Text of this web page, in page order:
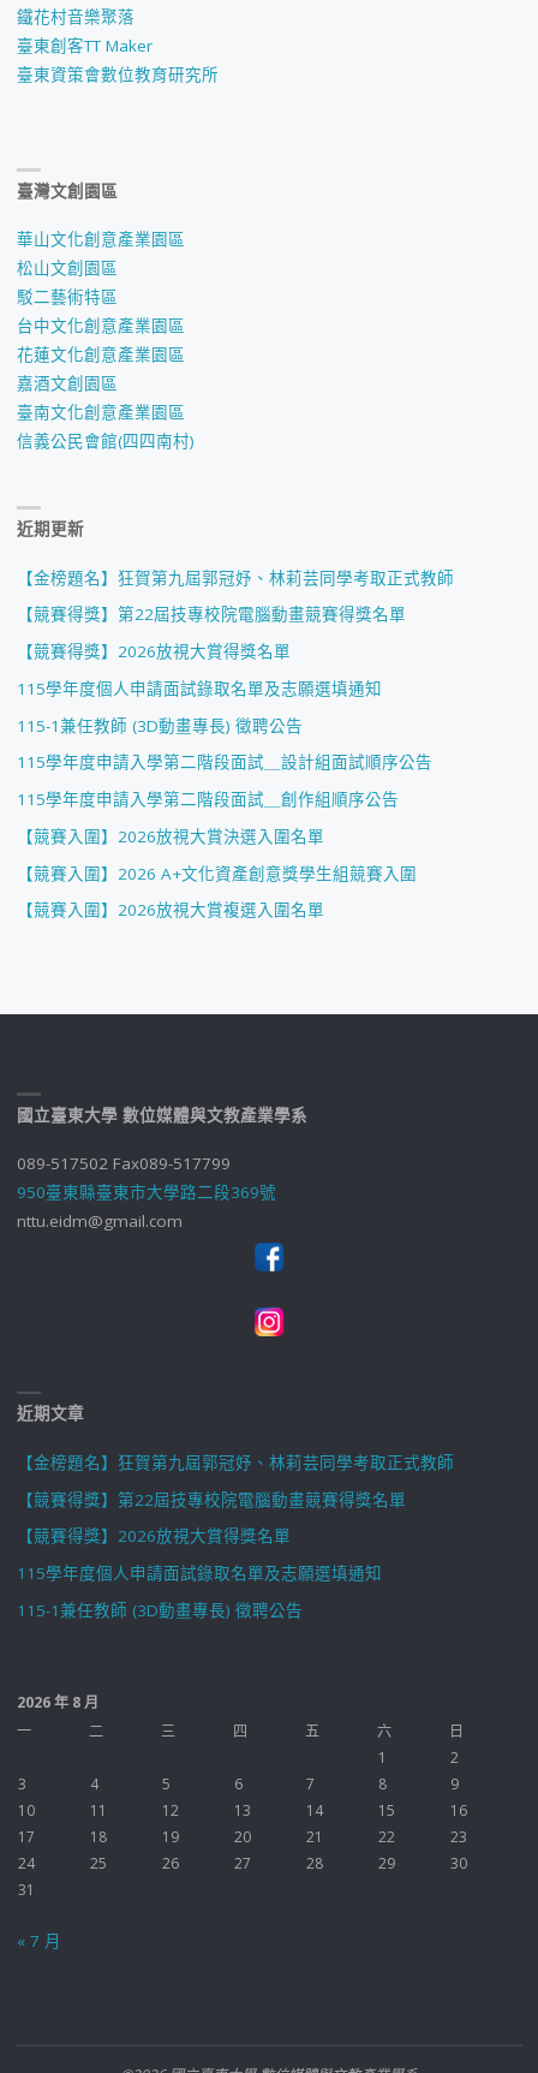
鐵花村音樂聚落
臺東創客TT Maker
臺東資策會數位教育研究所
臺灣文創園區
華山文化創意產業園區
松山文創園區
駁二藝術特區
台中文化創意產業園區
花蓮文化創意產業園區
嘉酒文創園區
臺南文化創意產業園區
信義公民會館(四四南村)
近期更新
【金榜題名】狂賀第九屆郭冠妤、林莉芸同學考取正式教師
【競賽得獎】第22屆技專校院電腦動畫競賽得獎名單
【競賽得獎】2026放視大賞得獎名單
115學年度個人申請面試錄取名單及志願選填通知
115-1兼任教師 (3D動畫專長) 徵聘公告
115學年度申請入學第二階段面試＿設計組面試順序公告
115學年度申請入學第二階段面試＿創作組順序公告
【競賽入圍】2026放視大賞決選入圍名單
【競賽入圍】2026 A+文化資產創意獎學生組競賽入圍
【競賽入圍】2026放視大賞複選入圍名單
國立臺東大學 數位媒體與文教產業學系
089-517502 Fax089-517799
950臺東縣臺東市大學路二段369號
nttu.eidm@gmail.com
近期文章
【金榜題名】狂賀第九屆郭冠妤、林莉芸同學考取正式教師
【競賽得獎】第22屆技專校院電腦動畫競賽得獎名單
【競賽得獎】2026放視大賞得獎名單
115學年度個人申請面試錄取名單及志願選填通知
115-1兼任教師 (3D動畫專長) 徵聘公告
2026 年 8 月
一
二 三 四 五 六
日
1
2
3
4 5 6 7 8
9
10
11 12 13 14 15
16
17
18 19 20 21 22
23
24
25 26 27 28 29
30
31
« 7 月